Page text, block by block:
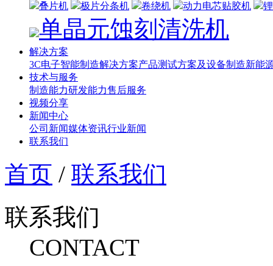
叠片机 极片分条机 卷绕机 动力电芯贴胶机
单晶元蚀刻清洗机
解决方案
3C电子智能制造解决方案产品测试方案及设备制造新能
技术与服务
制造能力研发能力售后服务
视频分享
新闻中心
公司新闻媒体资讯行业新闻
联系我们
首页 / 联系我们
联系我们
CONTACT